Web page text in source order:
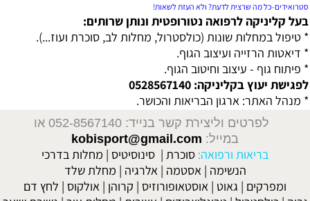
סטרואידים-כל מה שרצית לדעת? ולא העזת לשאות!
בעל קליניקה לרפואה נטורופטית ונותן שרותים:
* טיפול במחלות שונות (כולסטרול, מחלות לב, סוכרת ועוז...).
* דיאטות הרזייה ועיצוב הגוף.
* פיתוח גוף - עיצוב וחיטוב הגוף.
לפגישת יעוץ בקליניקה: 0528567140
* מנהל האתר: ארגון הבריאות והכושר.
לפרטים וליצירת קשר בנייד: 052-8567140
או
במייל: kobisport@gmail.com
בריאות ורפואה: סוכרת | סינוסיטיס | מחלות בדרכי
הנשימה | אסטמה | אלרגיה | מחלת שלד
ומפרקים | גאוט | אוסטאופורוזיס | קרוהן | אולקוס | לחץ דם